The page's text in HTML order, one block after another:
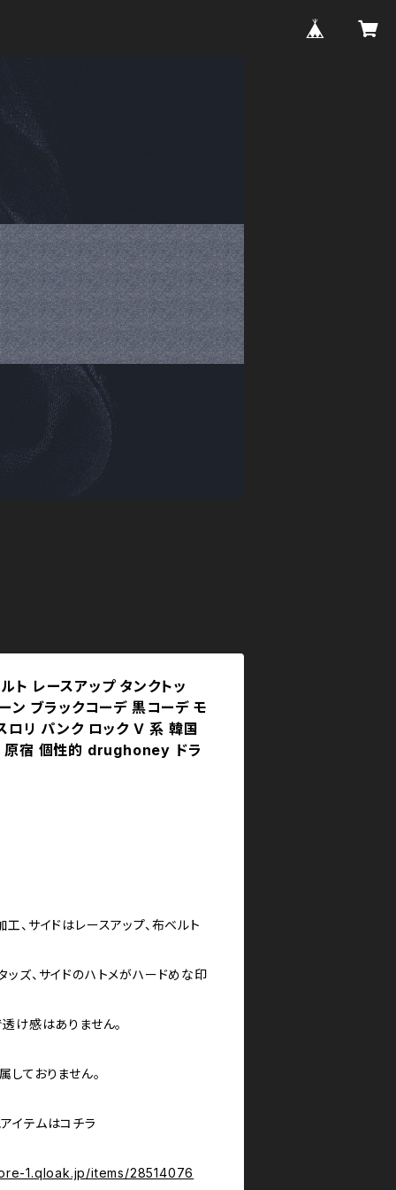
ト レースアップ タンクトッ
ブラックコーデ 黒コーデ モ
ロリ パンク ロック Ｖ 系 韓国
原宿 個性的 drughoney ドラ
、サイドはレースアップ、布ベルト
ズ、サイドのハトメがハードめな印
け感はありません。
ておりません。
イテムはコチラ
1.qloak.jp/items/28514076